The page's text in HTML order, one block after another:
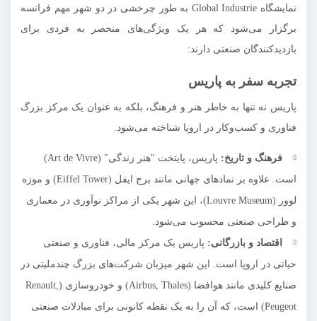
نمایشگاه Global Industrie به طور چرخشی در دو شهر مهم فرانسه
برگزار می‌شود که هر یک ویژگی‌های منحصر به فردی برای
بازدیدکنندگان صنعتی دارند:
تجربه سفر به پاریس
پاریس نه تنها به خاطر هنر و فرهنگ، بلکه به عنوان یک مرکز بزرگ
فناوری و کسب‌وکار در اروپا شناخته می‌شود.
فرهنگ و تاریخ:
پاریس، پایتخت "هنر زندگی" (Art de Vivre)
است. علاوه بر نمادهای جهانی مانند برج ایفل (Eiffel Tower) و موزه
لوور (Louvre Museum)، این شهر یکی از مراکز نوآوری در معماری
و طراحی صنعتی محسوب می‌شود.
اقتصاد و بازرگانی: پاریس یک مرکز مالی، فناوری و صنعتی
حیاتی در اروپا است. این شهر میزبان شرکت‌های بزرگ چندملیتی در
صنایع کلیدی مانند هوافضا (Airbus, Thales) و خودروسازی (Renault,
Peugeot) است، که آن را به یک نقطه کانونی برای مبادلات صنعتی